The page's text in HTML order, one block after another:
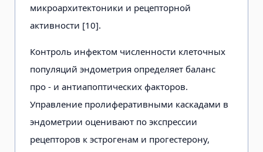
микроархитектоники и рецепторной
активности [10].
Контроль инфектом численности клеточных
популяций эндометрия определяет баланс
про - и антиапоптических факторов.
Управление пролиферативными каскадами в
эндометрии оценивают по экспрессии
рецепторов к эстрогенам и прогестерону,